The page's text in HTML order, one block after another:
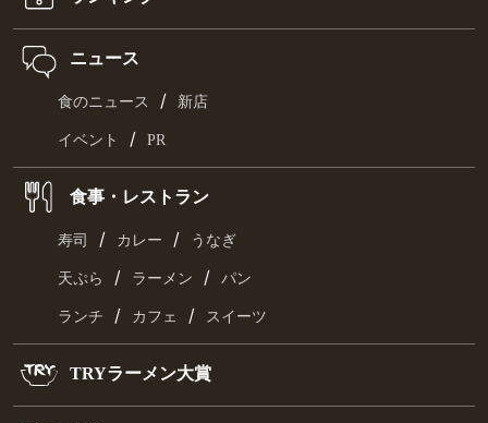
ニュース
食のニュース / 新店
イベント / PR
食事・レストラン
寿司 / カレー / うなぎ
天ぷら / ラーメン / パン
ランチ / カフェ / スイーツ
TRYラーメン大賞